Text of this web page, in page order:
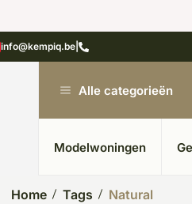
info@kempiq.be
Unieke materialen in
Alle categorieën
Modelwoningen
Home Tags Natural